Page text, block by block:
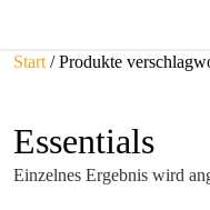
Start / Produkte
Essentials
Einzelnes Ergebnis wird